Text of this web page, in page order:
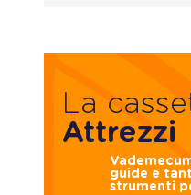
La
Attrezzi
guide e
strumenti